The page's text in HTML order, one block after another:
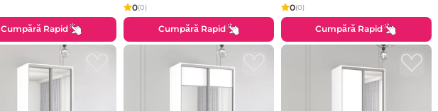
Cumpără Rapid
0(0)
Cumpără Rapid
0(0)
Cumpără Rapid